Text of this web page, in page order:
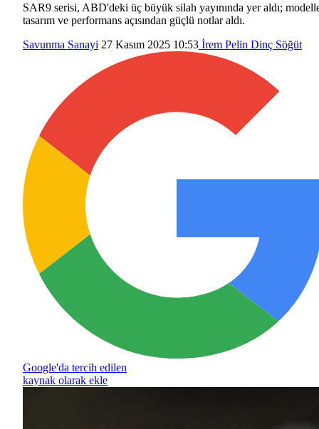
SAR9 serisi, ABD'deki üç büyük silah yayınında yer aldı;
tasarım ve performans açısından güçlü notlar aldı.
Savunma Sanayi 27 Kasım 2025 10:53 İrem Pelin Dinç Söğüt
Google'da tercih edilen
kaynak olarak ekle